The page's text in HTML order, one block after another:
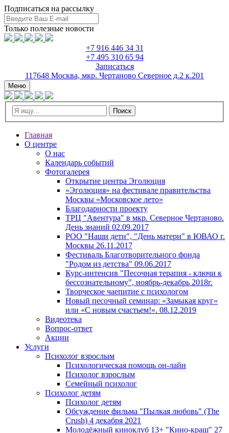
Подписаться на рассылку
Только полезные новости
+7 916 446 34 31
+7 495 310 65 94
Записаться
117648 Москва, мкр. Чертаново Северное д.2 к.201
Toggle
navigation
Меню
Главная
О центре
О нас
Календарь событий
Фотогалерея
Открытие центра Эголюция
«Эголюция» на фестивале правительства
Москвы «Московское лето»
Благодарности проекту
ТРЦ "Авентура" в мкр. Северное Чертаново.
День знаний 02.09.2017
РОО "Наши дети", "День матери" в ЮВАО г.
Москвы 26.11.2017
Фестиваль Благотворительного фонда
"Родом из детства" 09.06.2017
Курс-интенсив "Песочная терапия - ключи к
бессознательному", ноябрь-декабрь 2018г.
Творческое чаепитие с психологом
Новый песочный семинар: «Замыкая круг»
или «С новым счастьем!». 08.12.2019
Видеотека
Вопрос-ответ
Акции
Услуги
Психолог взрослым
Психологическая помощь он-лайн
Психолог взрослым
Семейный психолог
Психолог детям
Психолог детям
Обсуждение фильма "Пылкая любовь" (The
Сrush) 4 декабря 2021
Молодёжный киноклуб 13+ "Кино-краш" 27